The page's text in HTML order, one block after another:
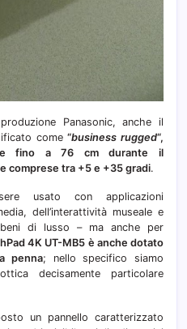
Panasonic, anche il
come“business rugged“,
fino a 76 cm durante il
comprese tra +5 e +35 gradi.
usato con applicazioni
dell’interattività museale e
di lusso – ma anche per
4K UT-MB5 è anche dotato
penna; nello specifico siamo
decisamente particolare
un pannello caratterizzato